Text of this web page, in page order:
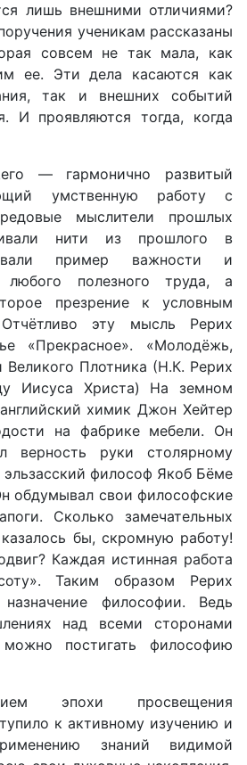
лишь внешними отличиями?
ученикам рассказаны
совсем не так мала, как
ее. Эти дела касаются как
так и внешних событий
И проявляются тогда, когда
— гармонично развитый
умственную работу с
мыслители прошлых
нити из прошлого в
пример важности и
любого полезного труда, а
презрение к условным
эту мысль Рерих
«Прекрасное». «Молодёжь,
Плотника (Н.К. Рерих
Иисуса Христа) На земном
химик Джон Хейтер
на фабрике мебели. Он
верность руки столярному
философ Якоб Бёме
обдумывал свои философские
Сколько замечательных
бы, скромную работу!
Каждая истинная работа
Таким образом Рерих
философии. Ведь
над всеми сторонами
постигать философию
эпохи просвещения
к активному изучению и
знаний видимой